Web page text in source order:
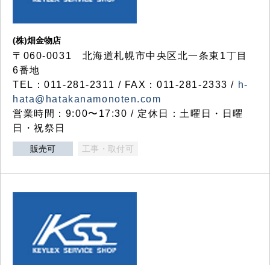
(株)畑金物店
〒060-0031 北海道札幌市中央区北一条東1丁目
6番地
TEL：011-281-2311 / FAX：011-281-2333 / h-
hata@hatakanamonoten.com
営業時間：9:00〜17:30 / 定休日：土曜日・日曜
日・祝祭日
販売可 工事・取付可